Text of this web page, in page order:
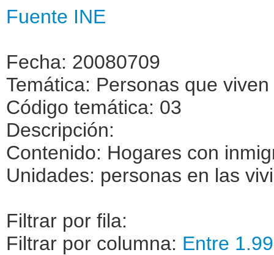
Fuente INE
Fecha: 20080709
Temática: Personas que
Código temática: 03
Descripción:
Contenido: Hogares con
Unidades: personas en las
Filtrar por fila:
Filtrar por columna: Entre